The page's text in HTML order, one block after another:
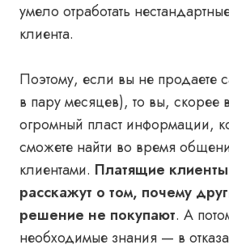
умело отработать
клиента.
Поэтому, если вы не продаете
в пару месяцев), то вы, скорее
огромный пласт информации,
сможете найти во время
клиентами. Платящие
расскажут о том, почему
решение не покупают. А
необходимые знания — в